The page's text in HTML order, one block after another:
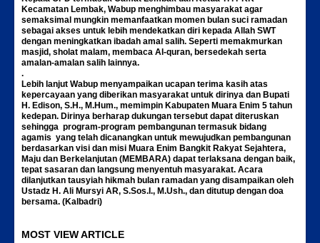
Kecamatan Lembak, Wabup menghimbau masyarakat agar
semaksimal mungkin memanfaatkan momen bulan suci ramadan
sebagai akses untuk lebih mendekatkan diri kepada Allah SWT
dengan meningkatkan ibadah amal salih. Seperti memakmurkan
masjid, sholat malam, membaca Al-quran, bersedekah serta
amalan-amalan salih lainnya.
.
Lebih lanjut Wabup menyampaikan ucapan terima kasih atas
kepercayaan yang diberikan masyarakat untuk dirinya dan Bupati
H. Edison, S.H., M.Hum., memimpin Kabupaten Muara Enim 5 tahun
kedepan. Dirinya berharap dukungan tersebut dapat diteruskan
sehingga program-program pembangunan termasuk bidang
agamis yang telah dicanangkan untuk mewujudkan pembangunan
berdasarkan visi dan misi Muara Enim Bangkit Rakyat Sejahtera,
Maju dan Berkelanjutan (MEMBARA) dapat terlaksana dengan baik,
tepat sasaran dan langsung menyentuh masyarakat. Acara
dilanjutkan tausyiah hikmah bulan ramadan yang disampaikan oleh
Ustadz H. Ali Mursyi AR, S.Sos.I., M.Ush., dan ditutup dengan doa
bersama. (Kalbadri)
MOST VIEW ARTICLE